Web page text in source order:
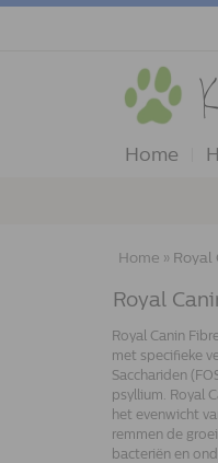
Home
Home » Royal
Royal
Royal Canin
met specifieke
Sacchariden
psyllium. Royal
het evenwicht
remmen de
bacteriën en